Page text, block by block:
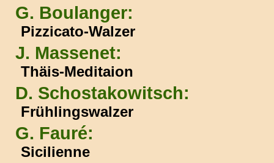
G. Boulanger:
Pizzicato-Walzer
J. Massenet:
Thäis-Meditaion
D. Schostakowitsch:
Frühlingswalzer
G. Fauré:
Sicilienne